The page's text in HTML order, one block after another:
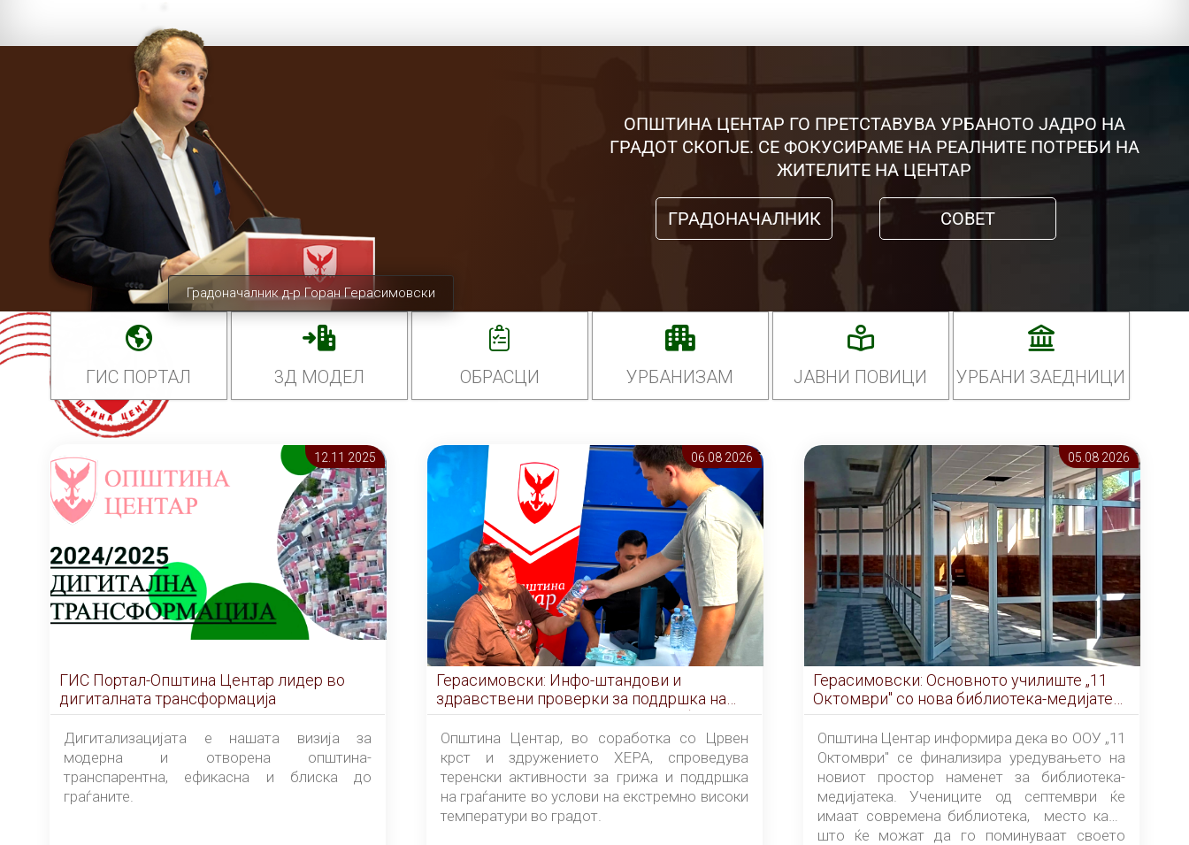
Градоначалник д-р Горан Герасимовски
ОПШТИНА ЦЕНТАР ГО ПРЕТСТАВУВА УРБАНОТО ЈАДРО НА
ГРАДОТ СКОПЈЕ. СЕ ФОКУСИРАМЕ НА РЕАЛНИТЕ ПОТРЕБИ НА
ЖИТЕЛИТЕ НА ЦЕНТАР
ГРАДОНАЧАЛНИК СОВЕТ
ГИС ПОРТАЛ 3Д МОДЕЛ ОБРАСЦИ УРБАНИЗАМ ЈАВНИ ПОВИЦИ УРБАНИ ЗАЕДНИЦИ
12.11 2025
ГИС Портал-Општина Центар лидер во
дигиталната трансформација
Дигитализацијата е нашата визија за
модерна и отворена општина-
транспарентна, ефикасна и блиска до
граѓаните.
06.08 2026
Герасимовски: Инфо-штандови и
здравствени проверки за поддршка на
граѓаните во услови на топлотен бран
Општина Центар, во соработка со Црвен
крст и здружението ХЕРА, спроведува
теренски активности за грижа и поддршка
на граѓаните во услови на екстремно високи
температури во градот.
05.08 2026
Герасимовски: Основното училиште „11
Октомври" со нова библиотека-медијатека
од септември
Општина Центар информира дека во ООУ „11
Октомври" се финализира уредувањето на
новиот простор наменет за библиотека-
медијатека. Учениците од септември ќе
имаат современа библиотека, место каде
што ќе можат да го поминуваат своето